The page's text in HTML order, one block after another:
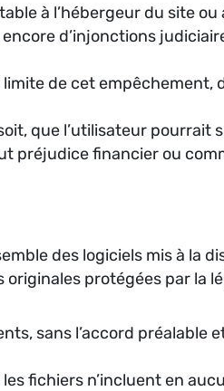
à l’hébergeur du site ou
d’injonctions
limite de cet empêchement,
que l’utilisateur pourrait
préjudice financier ou
des logiciels mis à la
protégées par la
sans l’accord préalable
fichiers n’incluent en